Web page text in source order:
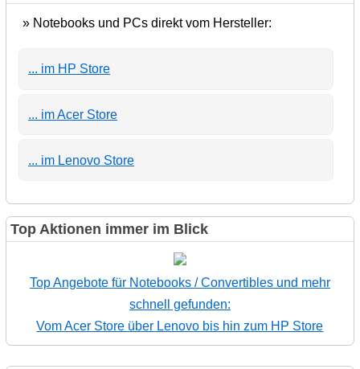
» Notebooks und PCs direkt vom Hersteller:
... im HP Store
... im Acer Store
... im Lenovo Store
Top Aktionen immer im Blick
Top Angebote für Notebooks / Convertibles und mehr
schnell gefunden:
Vom Acer Store über Lenovo bis hin zum HP Store